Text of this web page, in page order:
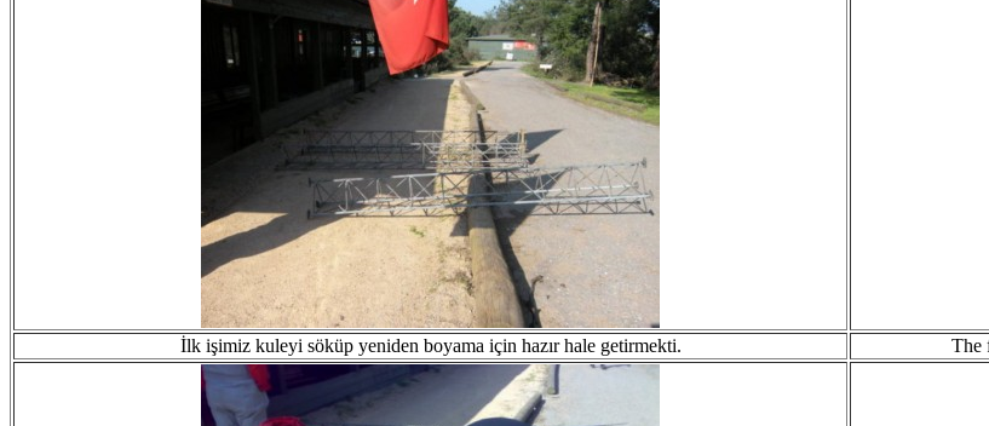
İlk işimiz kuleyi söküp yeniden boyama için hazır hale getirmekti. The